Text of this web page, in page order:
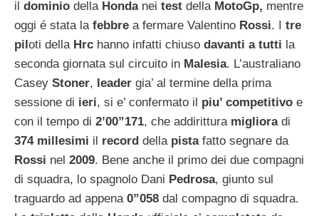
il dominio della Hondanei test della MotoGp, mentre
oggi é stata la febbre a fermare Valentino Rossi. I tre
piloti della Hrc hanno infatti chiuso davanti a tutti la
seconda giornata sul circuito in Malesia. L’australiano
Casey Stoner, leader gia’ al termine della prima
sessione di ieri, si e’ confermato il piu’ competitivo e
con il tempo di 2’00”171, che addirittura miglioradi
374 millesimi il record della pistafatto segnare da
Rossi nel 2009. Bene anche il primo dei due compagni
di squadra, lo spagnolo Dani Pedrosa, giunto sul
traguardo ad appena 0”058 dal compagno di squadra.